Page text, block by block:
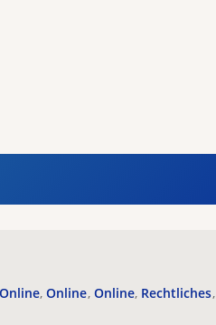
Online Online Online Rechtliches